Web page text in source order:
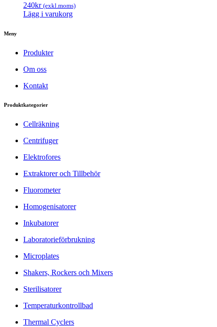
240kr (exkl.moms)
Lägg i varukorg
Meny
Produkter
Om oss
Kontakt
Produktkategorier
Cellräkning
Centrifuger
Elektrofores
Extraktorer och Tillbehör
Fluorometer
Homogenisatorer
Inkubatorer
Laboratorieförbrukning
Microplates
Shakers, Rockers och Mixers
Sterilisatorer
Temperaturkontrollbad
Thermal Cyclers